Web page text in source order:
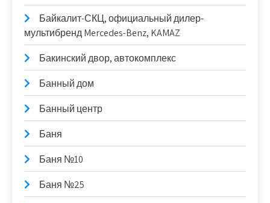
Байкалит-СКЦ, официальный дилер-
мультибренд Mercedes-Benz, KAMAZ
Бакинский двор, автокомплекс
Банный дом
Банный центр
Баня
Баня №10
Баня №25